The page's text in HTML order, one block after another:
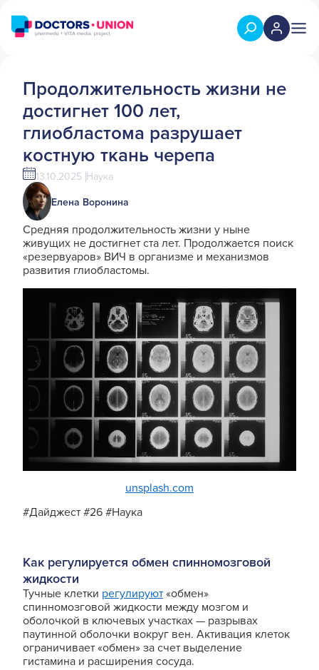
Продолжительность жизни не
достигнет 100 лет,
глиобластома разрушает
костную ткань черепа
13.10.2025 Наука
Елена Воронина
Средняя продолжительность жизни у ныне
живущих не достигнет ста лет. Продолжается поиск
«резервуаров» ВИЧ в организме и механизмов
развития глиобластомы.
unsplash.com
#Дайджест #26 #Наука
Как регулируется обмен спинномозговой
жидкости
Тучные клетки регулируют «обмен»
спинномозговой жидкости между мозгом и
оболочкой в ключевых участках — разрывах
паутинной оболочки вокруг вен. Активация клеток
ограничивает «обмен» за счет выделение
гистамина и расширения сосуда.